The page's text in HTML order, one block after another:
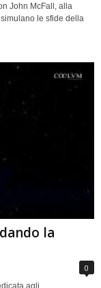
John McFall, alla
le sfide della
la
0
agli